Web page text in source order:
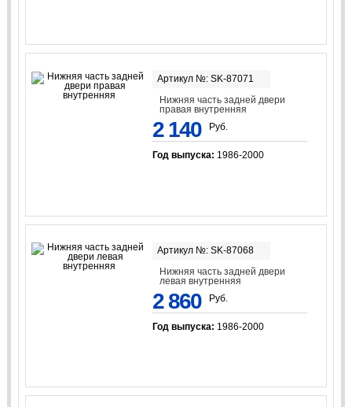
Артикул №: SK-87071
Нижняя часть задней двери
правая внутренняя
2 140 Руб.
Год выпуска: 1986-2000
Артикул №: SK-87068
Нижняя часть задней двери
левая внутренняя
2 860 Руб.
Год выпуска: 1986-2000